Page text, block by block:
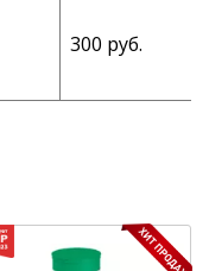
300 руб.